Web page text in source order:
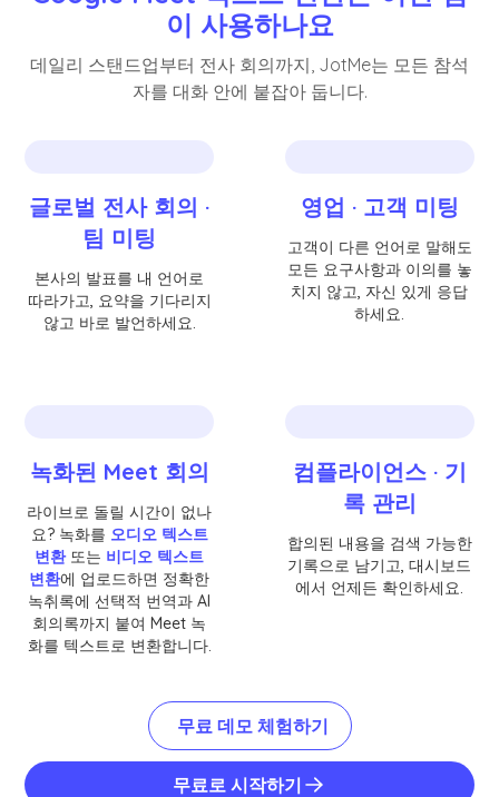
이 사용하나요
데일리 스탠드업부터 전사 회의까지, JotMe는 모든 참석
자를 대화 안에 붙잡아 둡니다.
글로벌 전사 회의 ·
팀 미팅
본사의 발표를 내 언어로
따라가고, 요약을 기다리지
않고 바로 발언하세요.
영업 · 고객 미팅
고객이 다른 언어로 말해도
모든 요구사항과 이의를 놓
치지 않고, 자신 있게 응답
하세요.
녹화된 Meet 회의
라이브로 돌릴 시간이 없나
요? 녹화를 오디오 텍스트
변환또는 비디오 텍스트
변환에 업로드하면 정확한
녹취록에 선택적 번역과 AI
회의록까지 붙여 Meet 녹
화를 텍스트로 변환합니다.
컴플라이언스 · 기
록 관리
합의된 내용을 검색 가능한
기록으로 남기고, 대시보드
에서 언제든 확인하세요.
무료 데모 체험하기
무료로 시작하기